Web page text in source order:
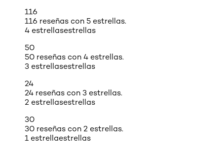
116
116 reseñas con 5 estrellas.
4 estrellasestrellas
50
50 reseñas con 4 estrellas.
3 estrellasestrellas
24
24 reseñas con 3 estrellas.
2 estrellasestrellas
30
30 reseñas con 2 estrellas.
1 estrellaestrellas